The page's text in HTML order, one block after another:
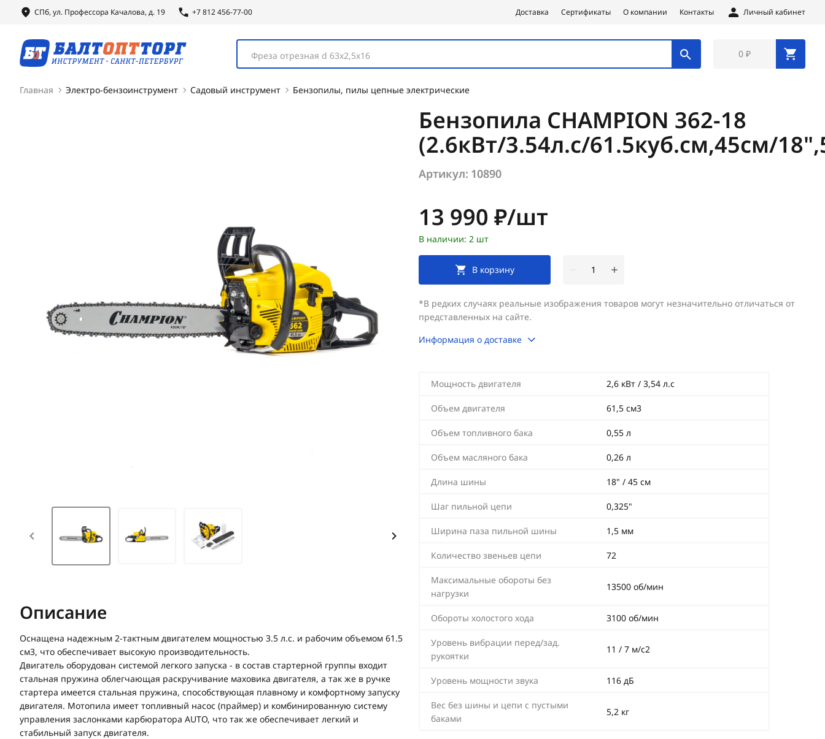
СПб, ул. Профессора Качалова, д. 19 +7 812 456-77-00 Доставка Сертификаты О компании Контакты Личный кабинет
Фреза отрезная d 63х2,5х16 0 ₽
Главная Электро-бензоинструмент Садовый инструмент Бензопилы, пилы цепные электрические
Бензопила CHAMPION 362-18
(2.6кВт/3.54л.с/61.5куб.см,45см/
Артикул: 10890
Цена:
13 990 ₽/шт
В наличии: 2 шт
В корзину
*В редких случаях реальные изображения товаров могут незначительно отличаться от
представленных на сайте.
Информация о доставке
Мощность двигателя 2,6 кВт / 3,54 л.с
Объем двигателя 61,5 см3
Объем топливного бака 0,55 л
Объем масляного бака 0,26 л
Длина шины 18" / 45 см
Шаг пильной цепи 0,325"
Ширина паза пильной шины 1,5 мм
Количество звеньев цепи 72
Максимальные обороты без
нагрузки
13500 об/мин
Обороты холостого хода 3100 об/мин
Уровень вибрации перед/зад.
рукоятки
11 / 7 м/с2
Уровень мощности звука 116 дБ
Вес без шины и цепи с пустыми
баками
5,2 кг
Описание
Оснащена надежным 2-тактным двигателем мощностью 3.5 л.с. и рабочим объемом 61.5
см3, что обеспечивает высокую производительность.
Двигатель оборудован системой легкого запуска - в состав стартерной группы входит
стальная пружина облегчающая раскручивание маховика двигателя, а так же в ручке
стартера имеется стальная пружина, способствующая плавному и комфортному запуску
двигателя. Мотопила имеет топливный насос (праймер) и комбинированную систему
управления заслонками карбюратора AUTO, что так же обеспечивает легкий и
стабильный запуск двигателя.